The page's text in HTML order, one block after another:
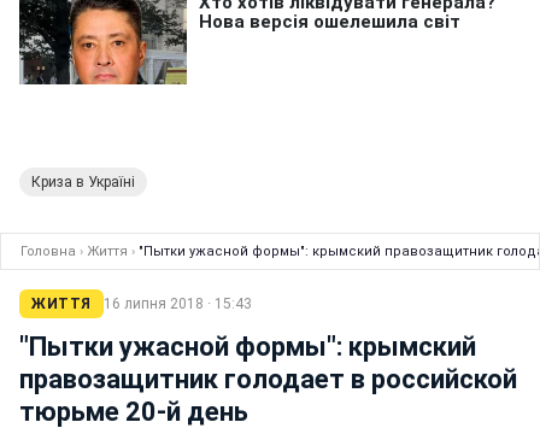
Криза в Україні
Головна › Життя › "Пытки ужасной формы": крымский правозащитник
ЖИТТЯ 16 липня 2018 · 15:43
"Пытки ужасной формы": крымский
правозащитник голодает в российской
тюрьме 20-й день